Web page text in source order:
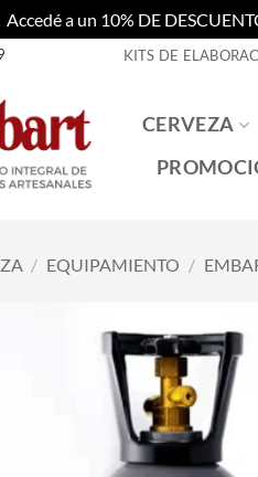
Accedé a un 10% DE
KITS DE
CERVEZA
/ EQUIPAMIENTO /